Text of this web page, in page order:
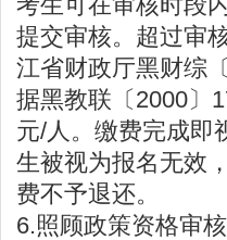
提交审核。超过审
江省财政厅黑财综
据黑教联〔2000〕
元/人。缴费完成即
生被视为报名无效
费不予退还。
6.照顾政策资格审核